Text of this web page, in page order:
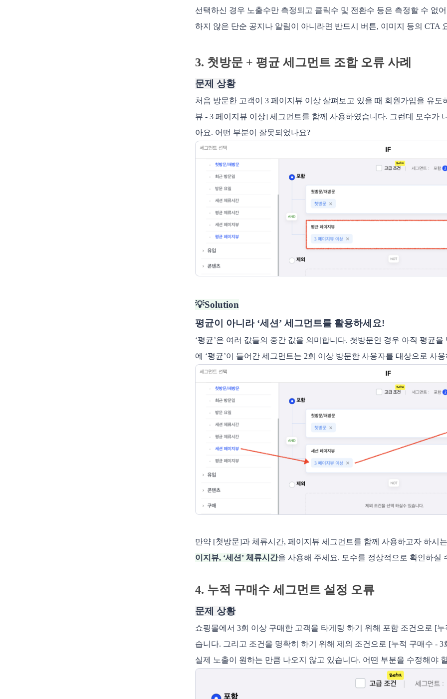
선택하신 경우 노출수만 측정되고 클릭수 및 전환수 등은 측정할 수 없
하지 않은 단순 공지나 알림이 아니라면 반드시 버튼, 이미지 등의 CTA
3. 첫방문 + 평균 세그먼트 조합 오류 사례
문제 상황
처음 방문한 고객이 3 페이지뷰 이상 살펴보고 있을 때 회원가입을 유
뷰 - 3 페이지뷰 이상] 세그먼트를 함께 사용하였습니다. 그런데 모수가
아요. 어떤 부분이 잘못되었나요?
💡Solution
평균이 아니라 ‘세션’ 세그먼트를 활용하세요!
‘평균’은 여러 값들의 중간 값을 의미합니다. 첫방문인 경우 아직 평균
에 ‘평균’이 들어간 세그먼트는 2회 이상 방문한 사용자를 대상으로 사
만약 [첫방문]과 체류시간, 페이지뷰 세그먼트를 함께 사용하고자 하시
이지뷰, ‘세션’ 체류시간을 사용해 주세요. 모수를 정상적으로 확인하실
4. 누적 구매수 세그먼트 설정 오류
문제 상황
쇼핑몰에서 3회 이상 구매한 고객을 타게팅 하기 위해 포함 조건으로 [
습니다. 그리고 조건을 명확히 하기 위해 제외 조건으로 [누적 구매수 -
실제 노출이 원하는 만큼 나오지 않고 있습니다. 어떤 부분을 수정해야